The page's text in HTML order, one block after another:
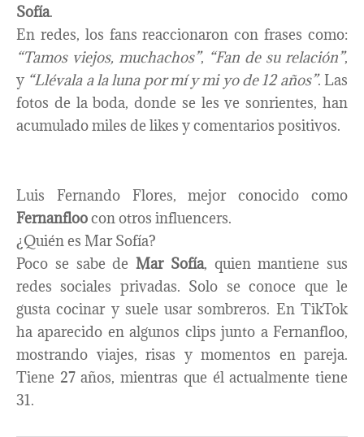
Sofía.
En redes, los fans reaccionaron con frases como:
“Tamos viejos, muchachos”, “Fan de su relación”,
y “Llévala a la luna por mí y mi yo de 12 años”. Las
fotos de la boda, donde se les ve sonrientes, han
acumulado miles de likes y comentarios positivos.
Luis Fernando Flores, mejor conocido como
Fernanfloocon otros influencers.
¿Quién es Mar Sofía?
Poco se sabe de Mar Sofía, quien mantiene sus
redes sociales privadas. Solo se conoce que le
gusta cocinar y suele usar sombreros. En TikTok
ha aparecido en algunos clips junto a Fernanfloo,
mostrando viajes, risas y momentos en pareja.
Tiene 27 años, mientras que él actualmente tiene
31.